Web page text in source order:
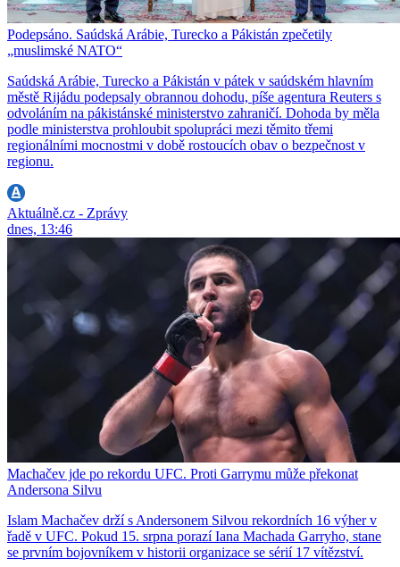
Podepsáno. Saúdská Arábie, Turecko a Pákistán zpečetily
„muslimské NATO“
Saúdská Arábie, Turecko a Pákistán v pátek v saúdském hlavním
městě Rijádu podepsaly obrannou dohodu, píše agentura Reuters s
odvoláním na pákistánské ministerstvo zahraničí. Dohoda by měla
podle ministerstva prohloubit spolupráci mezi těmito třemi
regionálními mocnostmi v době rostoucích obav o bezpečnost v
regionu.
Aktuálně.cz - Zprávy
dnes, 13:46
Machačev jde po rekordu UFC. Proti Garrymu může překonat
Andersona Silvu
Islam Machačev drží s Andersonem Silvou rekordních 16 výher v
řadě v UFC. Pokud 15. srpna porazí Iana Machada Garryho, stane
se prvním bojovníkem v historii organizace se sérií 17 vítězství.